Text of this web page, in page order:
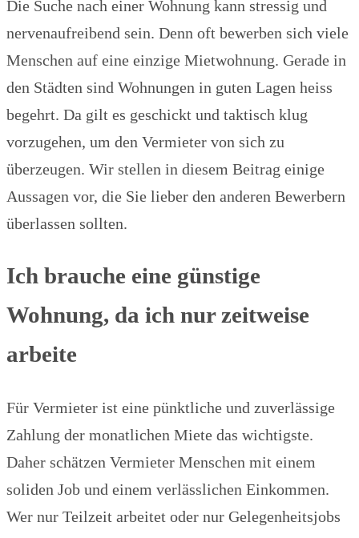
Die Suche nach einer Wohnung kann stressig und
nervenaufreibend sein. Denn oft bewerben sich viele
Menschen auf eine einzige Mietwohnung. Gerade in
den Städten sind Wohnungen in guten Lagen heiss
begehrt. Da gilt es geschickt und taktisch klug
vorzugehen, um den Vermieter von sich zu
überzeugen. Wir stellen in diesem Beitrag einige
Aussagen vor, die Sie lieber den anderen Bewerbern
überlassen sollten.
Ich brauche eine günstige
Wohnung, da ich nur zeitweise
arbeite
Für Vermieter ist eine pünktliche und zuverlässige
Zahlung der monatlichen Miete das wichtigste.
Daher schätzen Vermieter Menschen mit einem
soliden Job und einem verlässlichen Einkommen.
Wer nur Teilzeit arbeitet oder nur Gelegenheitsjobs